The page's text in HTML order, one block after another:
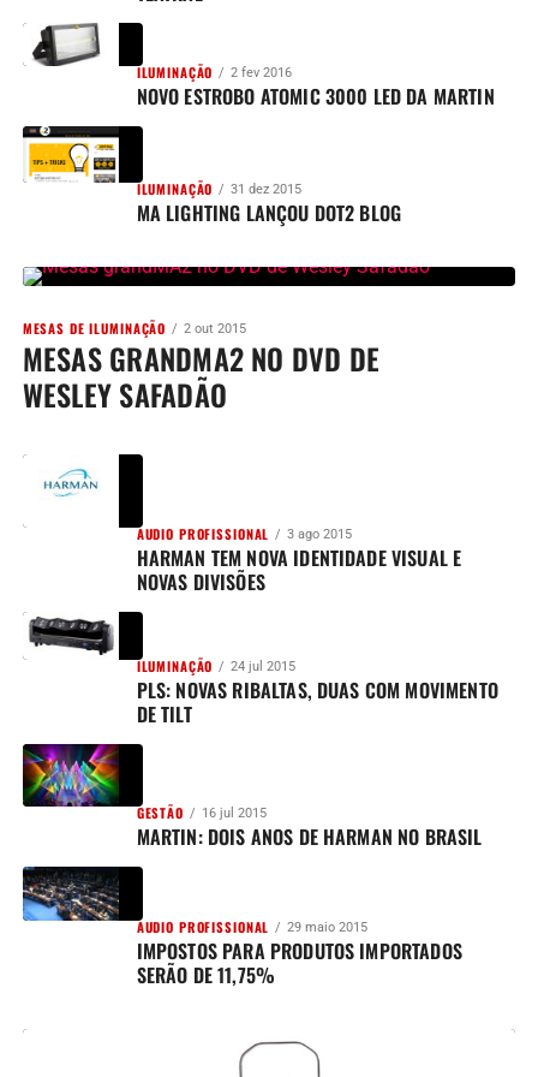
ILUMINAÇÃO 2 fev 2016
NOVO ESTROBO ATOMIC 3000 LED DA MARTIN
ILUMINAÇÃO 31 dez 2015
MA LIGHTING LANÇOU DOT2 BLOG
MESAS DE ILUMINAÇÃO 2 out 2015
MESAS GRANDMA2 NO DVD DE
WESLEY SAFADÃO
AUDIO PROFISSIONAL 3 ago 2015
HARMAN TEM NOVA IDENTIDADE VISUAL E
NOVAS DIVISÕES
ILUMINAÇÃO 24 jul 2015
PLS: NOVAS RIBALTAS, DUAS COM MOVIMENTO
DE TILT
GESTÃO 16 jul 2015
MARTIN: DOIS ANOS DE HARMAN NO BRASIL
AUDIO PROFISSIONAL 29 maio 2015
IMPOSTOS PARA PRODUTOS IMPORTADOS
SERÃO DE 11,75%